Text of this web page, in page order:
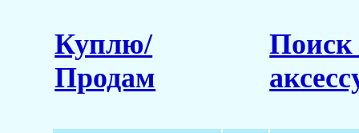
Куплю/
Продам
Поиск